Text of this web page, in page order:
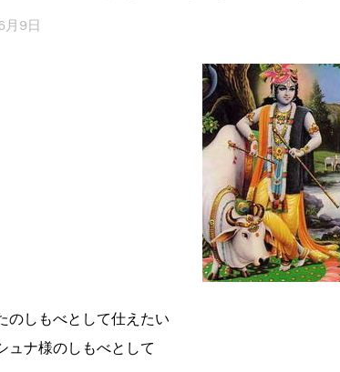
月9日
のしもべとして仕えたい
ュナ様のしもべとして